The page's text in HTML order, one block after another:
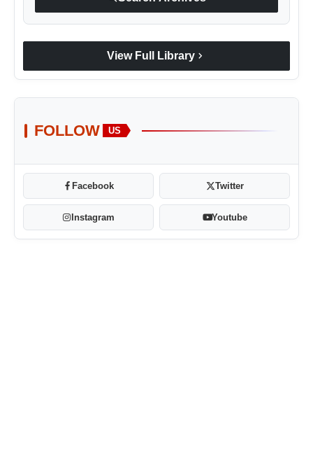
View Full Library chevron_right
FOLLOW US
Facebook Twitter
Instagram Youtube